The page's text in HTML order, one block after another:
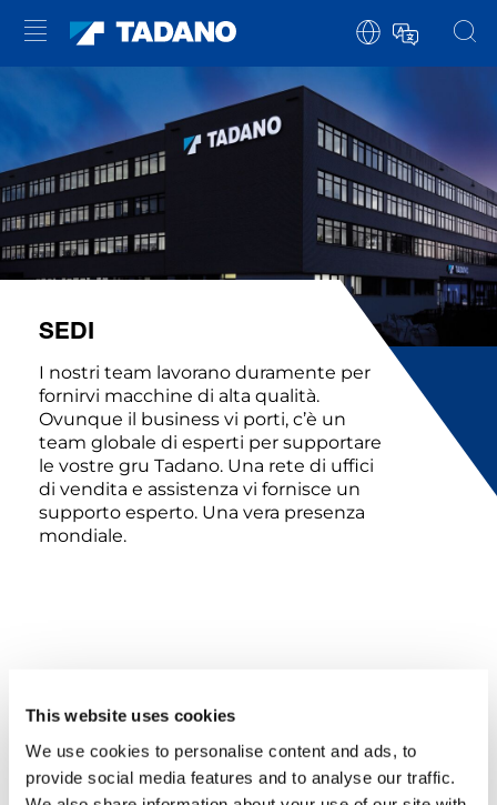
This website uses cookies
We use cookies to personalise content and ads, to
provide social media features and to analyse our traffic.
SEDI
I nostri team lavorano duramente per
fornirvi macchine di alta qualità.
Ovunque il business vi porti, c’è un
team globale di esperti per supportare
le vostre gru Tadano. Una rete di uffici
di vendita e assistenza vi fornisce un
supporto esperto. Una vera presenza
mondiale.